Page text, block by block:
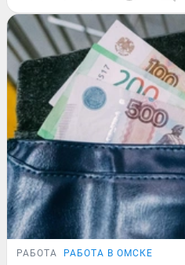
РАБОТА РАБОТА В ОМСКЕ